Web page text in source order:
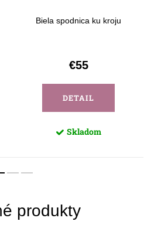
Biela spodnica ku kroju
€55
DETAIL
Skladom